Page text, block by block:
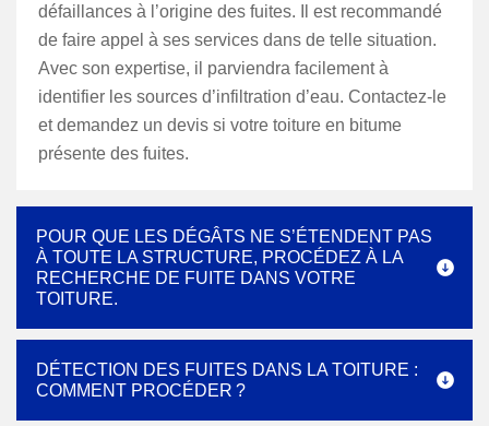
défaillances à l’origine des fuites. Il est recommandé
de faire appel à ses services dans de telle situation.
Avec son expertise, il parviendra facilement à
identifier les sources d’infiltration d’eau. Contactez-le
et demandez un devis si votre toiture en bitume
présente des fuites.
POUR QUE LES DÉGÂTS NE S’ÉTENDENT PAS
À TOUTE LA STRUCTURE, PROCÉDEZ À LA
RECHERCHE DE FUITE DANS VOTRE
TOITURE.
DÉTECTION DES FUITES DANS LA TOITURE :
COMMENT PROCÉDER ?